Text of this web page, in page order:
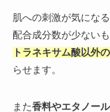
肌への刺激が気になる
配合成分数が少ない
トラネキサム酸以外
らせます。
また香料やエタノール